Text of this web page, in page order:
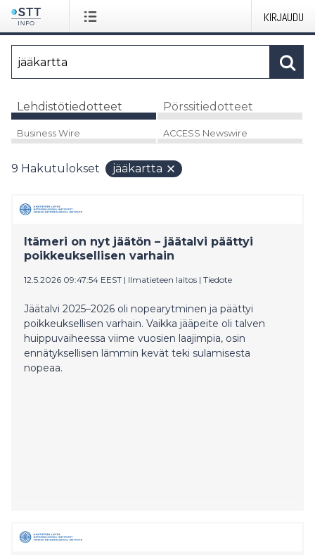
KIRJAUDU
Lehdistötiedotteet Pörssitiedotteet
Business Wire ACCESS Newswire
9 Hakutulokset jääkartta
Itämeri on nyt jäätön – jäätalvi päättyi
poikkeuksellisen varhain
12.5.2026 09:47:54 EEST | Ilmatieteen laitos | Tiedote
Jäätalvi 2025–2026 oli nopearytminen ja päättyi
poikkeuksellisen varhain. Vaikka jääpeite oli talven
huippuvaiheessa viime vuosien laajimpia, osin
ennätyksellisen lämmin kevät teki sulamisesta
nopeaa.